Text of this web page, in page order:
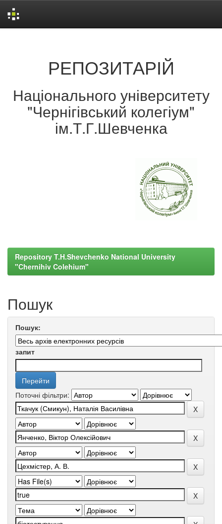
РЕПОЗИТАРІЙ
Національного університету
"Чернігівський колегіум"
ім.Т.Г.Шевченка
Repository T.H.Shevchenko National University
"Chernihiv Colehium"
Пошук
Пошук:
запит
Поточні фільтри: